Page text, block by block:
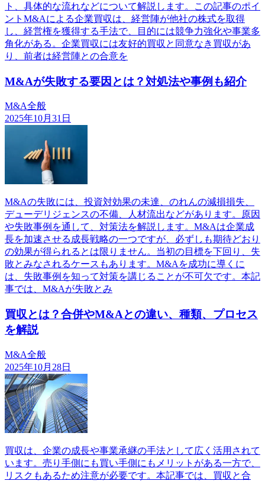
ト、具体的な流れなどについて解説します。この記事のポイ
ントM&Aによる企業買収は、経営陣が他社の株式を取得
し、経営権を獲得する手法で、目的には競争力強化や事業多
角化がある。企業買収には友好的買収と同意なき買収があ
り、前者は経営陣との合意を
M&Aが失敗する要因とは？対処法や事例も紹介
M&A全般
2025年10月31日
M&Aの失敗には、投資対効果の未達、のれんの減損損失、
デューデリジェンスの不備、人材流出などがあります。原因
や失敗事例を通して、対策法を解説します。M&Aは企業成
長を加速させる成長戦略の一つですが、必ずしも期待どおり
の効果が得られるとは限りません。当初の目標を下回り、失
敗とみなされるケースもあります。M&Aを成功に導くに
は、失敗事例を知って対策を講じることが不可欠です。本記
事では、M&Aが失敗とみ
買収とは？合併やM&Aとの違い、種類、プロセス
を解説
M&A全般
2025年10月28日
買収は、企業の成長や事業承継の手法として広く活用されて
います。売り手側にも買い手側にもメリットがある一方で、
リスクもあるため注意が必要です。本記事では、買収と合